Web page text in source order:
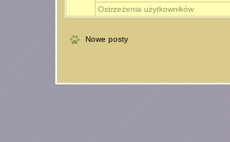
Ostrzeżenia użytkowników
Nowe posty